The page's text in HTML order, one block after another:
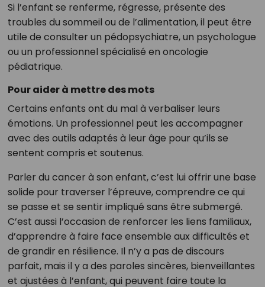
Si l’enfant se renferme, régresse, présente des
troubles du sommeil ou de l’alimentation, il peut être
utile de consulter un pédopsychiatre, un psychologue
ou un professionnel spécialisé en oncologie
pédiatrique.
Pour aider à mettre des mots
Certains enfants ont du mal à verbaliser leurs
émotions. Un professionnel peut les accompagner
avec des outils adaptés à leur âge pour qu’ils se
sentent compris et soutenus.
Parler du cancer à son enfant, c’est lui offrir une base
solide pour traverser l’épreuve, comprendre ce qui
se passe et se sentir impliqué sans être submergé.
C’est aussi l’occasion de renforcer les liens familiaux,
d’apprendre à faire face ensemble aux difficultés et
de grandir en résilience. Il n’y a pas de discours
parfait, mais il y a des paroles sincères, bienveillantes
et ajustées à l’enfant, qui peuvent faire toute la